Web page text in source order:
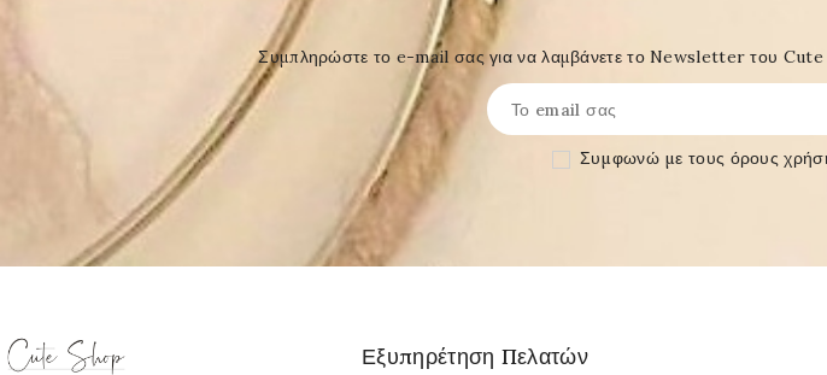
Συμπληρώστε το e-mail σας για να λαμβάνετε το Newsletter του Cute
Συμφωνώ με τους όρους
Εξυπηρέτηση Πελατών